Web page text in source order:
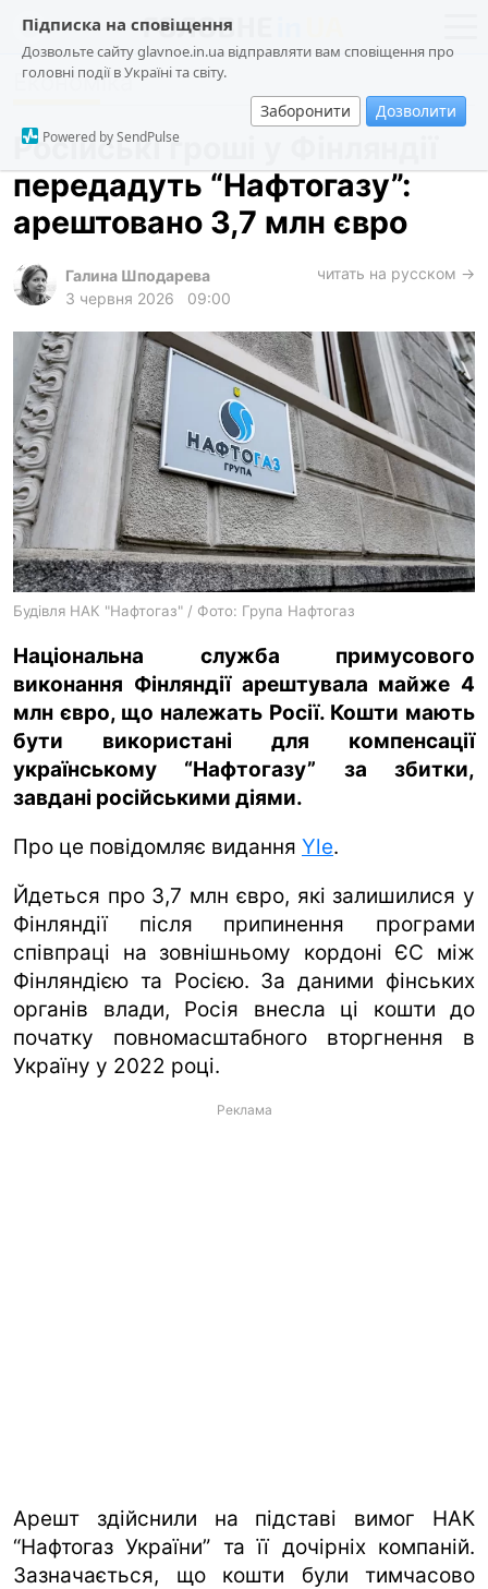
Підписка на сповіщення
Дозвольте сайту glavnoe.in.ua відправляти вам сповіщення про
головні події в Україні та світу.
Заборонити Дозволити
Powered by SendPulse
новини
про проєкт
суспільство
події
кримінал
лонгріди
харків
архів
gambling
ua en
Економіка
Російські гроші у Фінляндії
передадуть “Нафтогазу”:
арештовано 3,7 млн євро
Галина Шподарева
3 червня 2026
09:00
читать на русском →
Будівля НАК "Нафтогаз" / Фото: Група Нафтогаз
Національна служба примусового
виконання Фінляндії арештувала майже 4
млн євро, що належать Росії. Кошти мають
бути використані для компенсації
українському “Нафтогазу” за збитки,
завдані російськими діями.
Про це повідомляє видання Yle.
Йдеться про 3,7 млн євро, які залишилися у
Фінляндії після припинення програми
співпраці на зовнішньому кордоні ЄС між
Фінляндією та Росією. За даними фінських
органів влади, Росія внесла ці кошти до
початку повномасштабного вторгнення в
Україну у 2022 році.
Реклама
Арешт здійснили на підставі вимог НАК
“Нафтогаз України” та її дочірніх компаній.
Зазначається, що кошти були тимчасово